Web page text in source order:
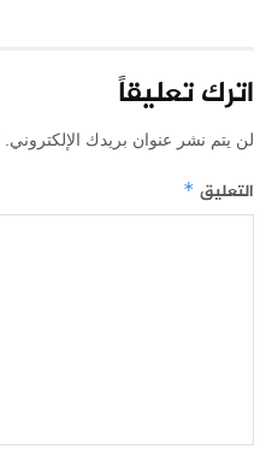
اترك تعليقاً
لن يتم نشر عنوان بريدك الإلكتروني.
التعليق *